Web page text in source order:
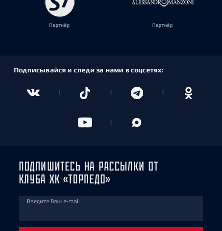
Партнёр Партнёр
Подписывайся и следи за нами в соцсетях:
ПОДПИШИТЕСЬ НА РАССЫЛКИ ОТ
КЛУБА ХК «ТОРПЕДО»
Введите Ваш e-mail